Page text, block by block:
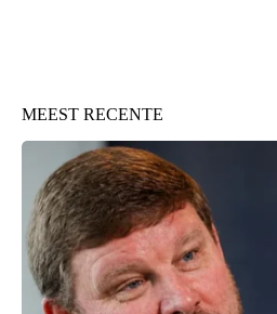
MEEST RECENTE